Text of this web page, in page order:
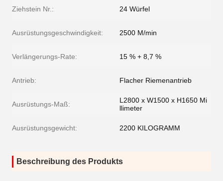
Ziehstein Nr.: 24 Würfel
Ausrüstungsgeschwindigkeit: 2500 M/min
Verlängerungs-Rate: 15 % + 8,7 %
Antrieb: Flacher Riemenantrieb
Ausrüstungs-Maß:
L2800 x W1500 x H1650 Mi
llimeter
Ausrüstungsgewicht: 2200 KILOGRAMM
Beschreibung des Produkts